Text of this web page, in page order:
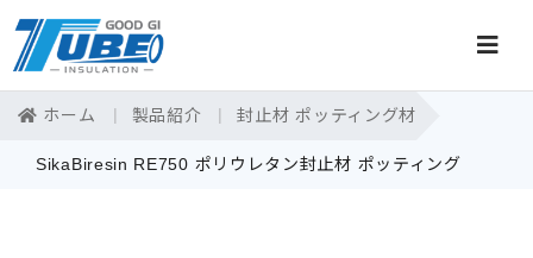
ホーム 製品紹介 封止材 ポッティング材
SikaBiresin RE750 ポリウレタン封止材 ポッティング